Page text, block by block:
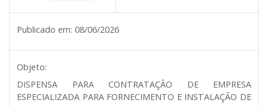
Publicado em: 08/06/2026
Objeto:
DISPENSA PARA CONTRATAÇÃO DE EMPRESA
ESPECIALIZADA PARA FORNECIMENTO E INSTALAÇÃO DE